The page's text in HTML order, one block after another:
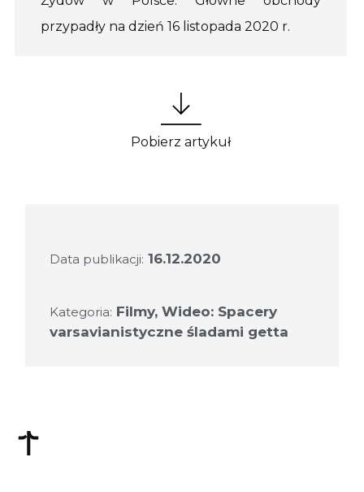
przypadły na dzień 16 listopada 2020 r.
Pobierz artykuł
Data publikacji: 16.12.2020
Kategoria: Filmy,Wideo: Spacery
varsavianistyczne śladami getta